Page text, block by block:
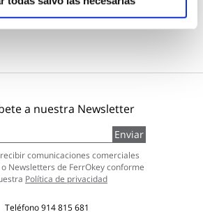
a nuestra Newsletter
Enviar
comunicaciones comerciales
Newsletters de FerrOkey conforme
Política de privacidad
Teléfono914 815 681